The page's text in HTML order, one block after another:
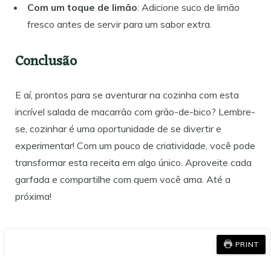
Com um toque de limão: Adicione suco de limão
fresco antes de servir para um sabor extra.
Conclusão
E aí, prontos para se aventurar na cozinha com esta
incrível salada de macarrão com grão-de-bico? Lembre-
se, cozinhar é uma oportunidade de se divertir e
experimentar! Com um pouco de criatividade, você pode
transformar esta receita em algo único. Aproveite cada
garfada e compartilhe com quem você ama. Até a
próxima!
PRINT